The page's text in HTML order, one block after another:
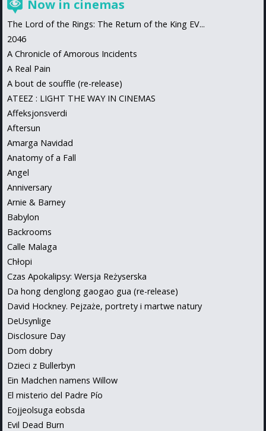
Now in cinemas
The Lord of the Rings: The Return of the King EV...
2046
A Chronicle of Amorous Incidents
A Real Pain
A bout de souffle (re-release)
ATEEZ : LIGHT THE WAY IN CINEMAS
Affeksjonsverdi
Aftersun
Amarga Navidad
Anatomy of a Fall
Angel
Anniversary
Arnie & Barney
Babylon
Backrooms
Calle Malaga
Chłopi
Czas Apokalipsy: Wersja Reżyserska
Da hong denglong gaogao gua (re-release)
David Hockney. Pejzaże, portrety i martwe natury
DeUsynlige
Disclosure Day
Dom dobry
Dzieci z Bullerbyn
Ein Madchen namens Willow
El misterio del Padre Pío
Eojjeolsuga eobsda
Evil Dead Burn